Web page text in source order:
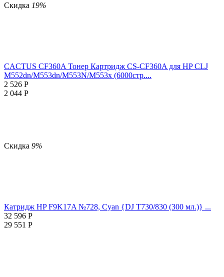
Скидка 19%
CACTUS CF360A Тонер Картридж CS-CF360A для HP CLJ
M552dn/M553dn/M553N/M553x (6000стр....
2 526 Р
2 044 Р
Скидка 9%
Катридж HP F9K17A №728, Cyan {DJ T730/830 (300 мл.)} ...
32 596 Р
29 551 Р